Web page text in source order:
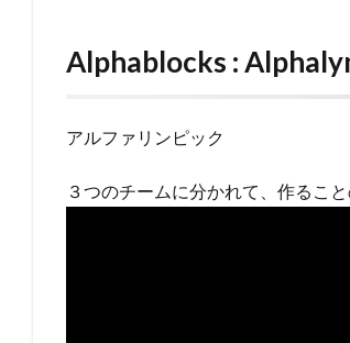
Alphablocks :
アルファリンピック
３つのチームに分かれて、作るこ